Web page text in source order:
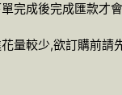
完成後完成匯款才
量較少,欲訂購前請